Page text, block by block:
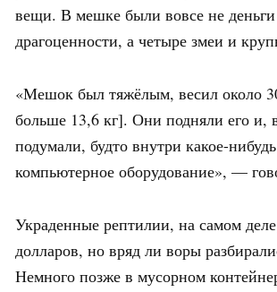
вещи. В мешке были вовсе не
драгоценности, а четыре змеи и
«Мешок был тяжёлым, весил около
больше 13,6 кг]. Они подняли его и,
подумали, будто внутри какое-
компьютерное оборудование», —
Украденные рептилии, на самом
долларов, но вряд ли воры
Немного позже в мусорном